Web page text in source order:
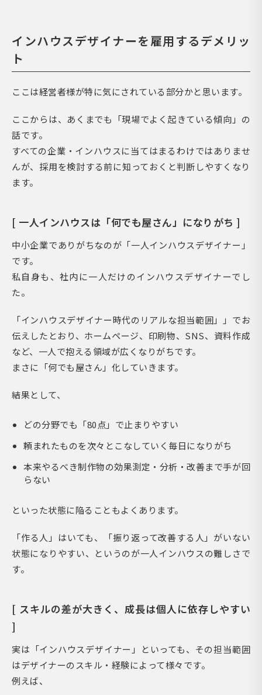
インハウスデザイナーを雇用するデメリッ
ト
ここは経営者様が特に気にされている部分かと思います。
ここからは、あくまでも「現場でよく起きている傾向」の
話です。
すべての企業・インハウスに当てはまるわけではありませ
んが、採用を検討する前に知っておくと判断しやすくなり
ます。
[ 一人インハウスは「何でも屋さん」になりがち ]
中小企業でありがちなのが「一人インハウスデザイナー」
です。
私自身も、社内に一人だけのインハウスデザイナーでし
た。
「インハウスデザイナー時代のリアルな担当範囲」」でお
伝えしたとおり、ホームページ、印刷物、SNS、資料作成
など、一人で抱える領域が広くなりがちです。
まさに「何でも屋さん」化していきます。
結果として、
どの分野でも「80点」で止まりやすい
頼まれたものを次々とこなしていく毎日になりがち
本来やるべき制作物の効果測定・分析・改善まで手が回
らない
といった状態に陥ることもよくあります。
「作る人」はいても、「振り返って改善する人」がいない
状態になりやすい、というのが一人インハウスの難しさで
す。
[ スキルの差が大きく、成長は個人に依存しやすい
]
実は「インハウスデザイナー」といっても、その担当範囲
はデザイナーのスキル・経験によって様々です。
例えば、